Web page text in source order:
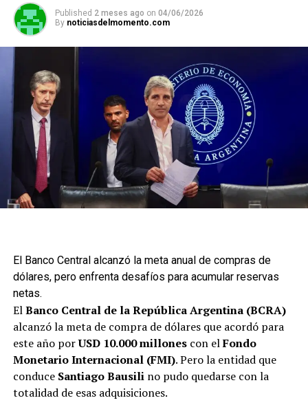
Published 2 meses ago on 04/06/2026
By noticiasdelmomento.com
El Banco Central alcanzó la meta anual de compras de
dólares, pero enfrenta desafíos para acumular reservas
netas.
ElBanco Central de la República Argentina (BCRA)
alcanzó la meta de compra de dólares que acordó para
este año porUSD 10.000 millonescon elFondo
Monetario Internacional (FMI). Pero la entidad que
conduce Santiago Bausilino pudo quedarse con la
totalidad de esas adquisiciones.